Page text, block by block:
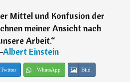
Mittel und Konfusion der
meiner Ansicht nach
Arbeit.“
Albert Einstein
Twitter WhatsApp Bild